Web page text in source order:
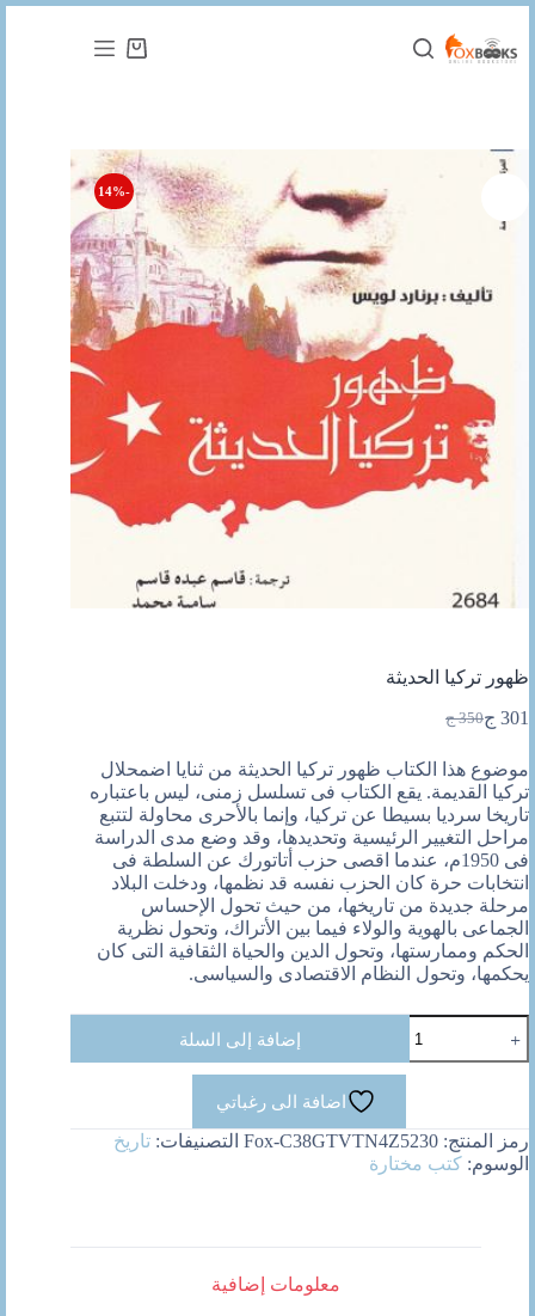
المحتوى
عربة
-14%
ظهور تركيا الحديثة
350 ج
السعر
هو:
350 ج.
301 جالسعر
هو:
301 ج.
موضوع هذا الكتاب ظهور تركيا الحديثة من ثنايا اضمحلال
تركيا القديمة. يقع الكتاب فى تسلسل زمنى، ليس باعتباره
تاريخا سرديا بسيطا عن تركيا، وإنما بالأحرى محاولة لتتبع
مراحل التغيير الرئيسية وتحديدها، وقد وضع مدى الدراسة
فى 1950م، عندما اقصى حزب أتاتورك عن السلطة فى
انتخابات حرة كان الحزب نفسه قد نظمها، ودخلت البلاد
مرحلة جديدة من تاريخها، من حيث تحول الإحساس
الجماعى بالهوية والولاء فيما بين الأتراك، وتحول نظرية
الحكم وممارستها، وتحول الدين والحياة الثقافية التى كان
يحكمها، وتحول النظام الاقتصادى والسياسى.
ظهور
تركيا
إضافة إلى السلة
اضافة الى رغباتي
رمز المنتج: Fox-C38GTVTN4Z5230 التصنيفات: تاريخ
الوسوم: كتب مختارة
معلومات إضافية